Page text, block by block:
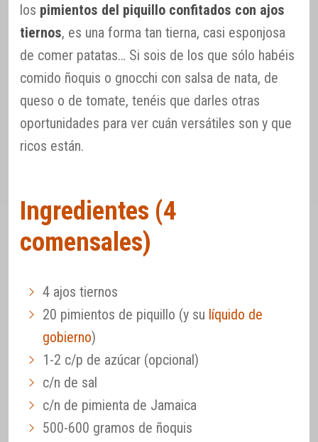
los pimientos del piquillo confitados con ajos
tiernos, es una forma tan tierna, casi esponjosa
de comer patatas… Si sois de los que sólo habéis
comido ñoquis o gnocchi con salsa de nata, de
queso o de tomate, tenéis que darles otras
oportunidades para ver cuán versátiles son y que
ricos están.
Ingredientes (4
comensales)
4 ajos tiernos
20 pimientos de piquillo (y su líquido de
gobierno)
1-2 c/p de azúcar (opcional)
c/n de sal
c/n de pimienta de Jamaica
500-600 gramos de ñoquis